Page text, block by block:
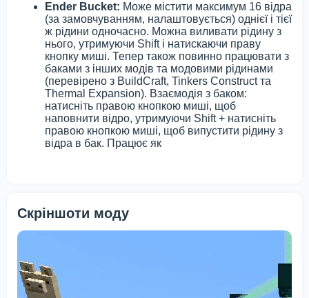
Ender Bucket: Може містити максимум 16 відра
(за замовчуванням, налаштовується) однієї і тієї
ж рідини одночасно. Можна виливати рідину з
нього, утримуючи Shift і натискаючи праву
кнопку миші. Тепер також повинно працювати з
баками з інших модів та модовими рідинами
(перевірено з BuildCraft, Tinkers Construct та
Thermal Expansion). Взаємодія з баком:
натисніть правою кнопкою миші, щоб
наповнити відро, утримуючи Shift + натисніть
правою кнопкою миші, щоб випустити рідину з
відра в бак. Працює як
Скріншоти моду